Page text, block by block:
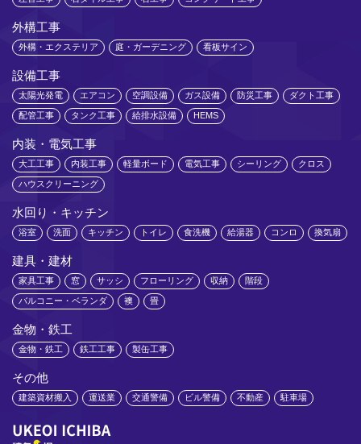
外構工事
外構・エクステリア 庭・ガーデニング 看板サイン
設備工事
太陽光発電 エアコン 空調設備 ガス設備 防災工事 ダクト工事
配管工事 タンク工事 給排水設備 HEMS
内装・電気工事
大工工事 内装工事 軽量ボード 電気工事 シーリング クロス
ハウスクリーニング
水回り・キッチン
浴室 洗面 キッチン トイレ 食洗機 給湯器 コンロ 換気扇
建具・建材
家具工事 窓 サッシ フローリング 収納 階段
バルコニー・ベランダ 襖 畳
金物・鉄工
金物・鉄工 鉄工工事 製缶工事
その他
建築資材搬入 運送業 交通警備 ビル警備 不動産 駐車場